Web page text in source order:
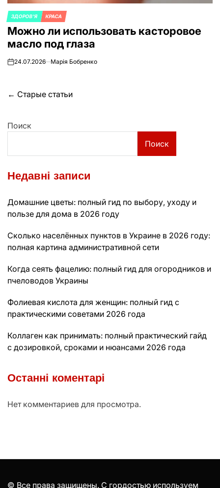
ОПУБЛИКОВАНО
В
ЗДОРОВ'Я КРАСА
Можно ли использовать касторовое
масло под глаза
on24.07.2026 Марія Бобренко
Навигация
записям
← Старые статьи
Поиск
Поиск
Недавні записи
Домашние цветы: полный гид по выбору, уходу и
пользе для дома в 2026 году
Сколько населённых пунктов в Украине в 2026 году:
полная картина административной сети
Когда сеять фацелию: полный гид для огородников и
пчеловодов Украины
Фолиевая кислота для женщин: полный гид с
практическими советами 2026 года
Коллаген как принимать: полный практический гайд
с дозировкой, сроками и нюансами 2026 года
Останні коментарі
Нет комментариев для просмотра.
© Все права защищены. С гордостью используем